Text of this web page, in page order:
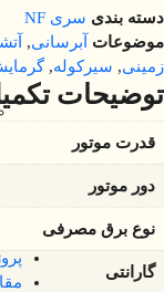
دسته بندی سری NF
موضوعات
آبرسانی,
زمینی, سیرکوله,
توضیحات
قدرت موتور
دور موتور
نوع برق مصرفی
گارانتی